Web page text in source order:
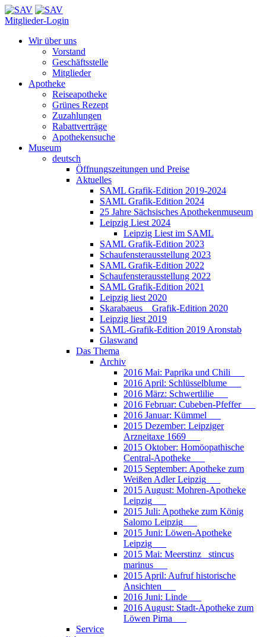
Mitglieder-Login
Wir über uns
Vorstand
Geschäftsstelle
Mitglieder
Apotheke
Reiseapotheke
Grünes Rezept
Zuzahlungen
Rabattverträge
Apothekensuche
Museum
deutsch
Öffnungszeitungen und Preise
Aktuelles
SAML Grafik-Edition 2019-2024
SAML Grafik-Edition 2024
25 Jahre Sächsisches Apothekenmuseum
Leipzig Liest 2024
Leipzig Liest im SAML
SAML Grafik-Edition 2023
Schaufensterausstellung 2023
SAML Grafik-Edition 2022
Schaufensterausstellung 2022
SAML Grafik-Edition 2021
Leipzig liest 2020
Skarabaeus _ Grafik-Edition 2020
Leipzig liest 2019
SAML-Grafik-Edition 2019 Aronstab
Glaswand
Das Thema
Archiv
2016 Mai: Paprika und Chili___
2016 April: Schlüsselblume___
2016 März: Schwertlilie___
2016 Februar: Cubeben-Pfeffer___
2016 Januar: Kümmel___
2015 Dezember: Leipziger
Arzneitaxe 1669___
2015 Oktober: Homöopathische
Central-Apotheke___
2015 September: Apotheke zum
Weißen Adler Leipzig___
2015 August: Mohren-Apotheke
Leipzig___
2015 Juli: Apotheke zum König
Salomo Leipzig___
2015 Juni: Löwen-Apotheke
Leipzig___
2015 Mai: Meerstinz_ stincus
marinus___
2015 April: Aufruf historische
Ansichten___
2016 Juni: Linde___
2016 August: Stadt-Apotheke zum
Löwen Pirna___
Service